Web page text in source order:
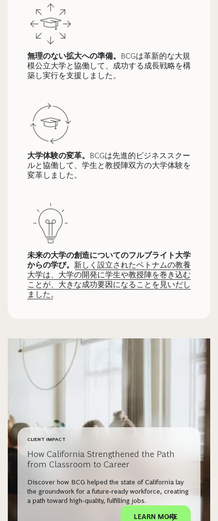
無理のない拡大への準備。
BCGは革新的な大規
模公立大学と協働して、成功する成長戦略を構
築し実行を支援しました。
大学体験の変革。
BCGは先進的ビジネススクー
ルと協働して、学生と教授陣双方の大学体験を
変革しました。
未来の大学の創造についてのフルブライト大学
からの学び。 新しく設立されたベトナムの教養
大学は、大学の開発に学生や教授陣を巻き込む
ことが、大きな成功要因になることを見いだし
ました。
CLIENT IMPACT
How California Strengthened the Path
from Classroom to Career
Discover how BCG helped the state of California lay
the groundwork for a future-ready workforce, creating
a path toward high-quality, fulfilling jobs.
LEARN MORE